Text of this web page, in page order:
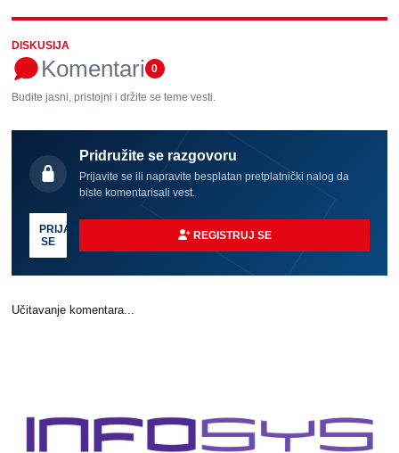
DISKUSIJA
Komentari 0
Budite jasni, pristojni i držite se teme vesti.
Pridružite se razgovoru
Prijavite se ili napravite besplatan pretplatnički nalog da
biste komentarisali vest.
PRIJAVI
SE
REGISTRUJ SE
Učitavanje komentara...